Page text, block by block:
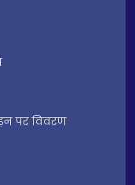
पर विवरण